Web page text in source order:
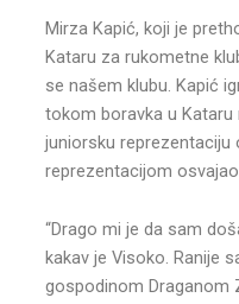
Mirza Kapić, koji je
Kataru za rukometne
se našem klubu. Kapić
tokom boravka u
juniorsku
reprezentacijom
“Drago mi je da sam
kakav je Visoko. Ranije
gospodinom Draganom